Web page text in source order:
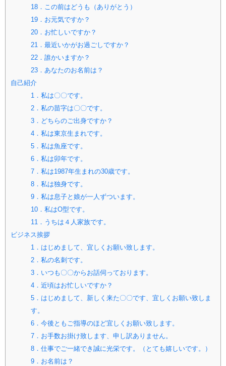
18．この前はどうも（ありがとう）
19．お元気ですか？
20．お忙しいですか？
21．最近いかがお過ごしですか？
22．誰かいますか？
23．あなたのお名前は？
自己紹介
1．私は〇〇です。
2．私の苗字は〇〇です。
3．どちらのご出身ですか？
4．私は東京生まれです。
5．私は魚座です。
6．私は卯年です。
7．私は1987年生まれの30歳です。
8．私は独身です。
9．私は息子と娘が一人ずついます。
10．私はO型です。
11．うちは４人家族です。
ビジネス挨拶
1．はじめまして、宜しくお願い致します。
2．私の名刺です。
3．いつも〇〇からお話伺っております。
4．近頃はお忙しいですか？
5．はじめまして、新しく来た〇〇です、宜しくお願い致しま
す。
6．今後ともご指導のほど宜しくお願い致します。
7．お手数お掛け致します、申し訳ありません。
8．仕事でご一緒でき誠に光栄です。（とても嬉しいです。）
9．お名前は？